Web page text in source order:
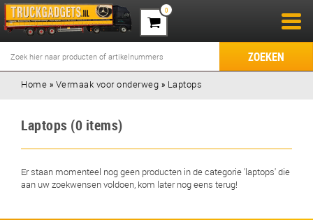
0
ZOEKEN
Home » Vermaak voor onderweg » Laptops
Laptops (0 items)
Er staan momenteel nog geen producten in de categorie 'laptops' die
aan uw zoekwensen voldoen, kom later nog eens terug!